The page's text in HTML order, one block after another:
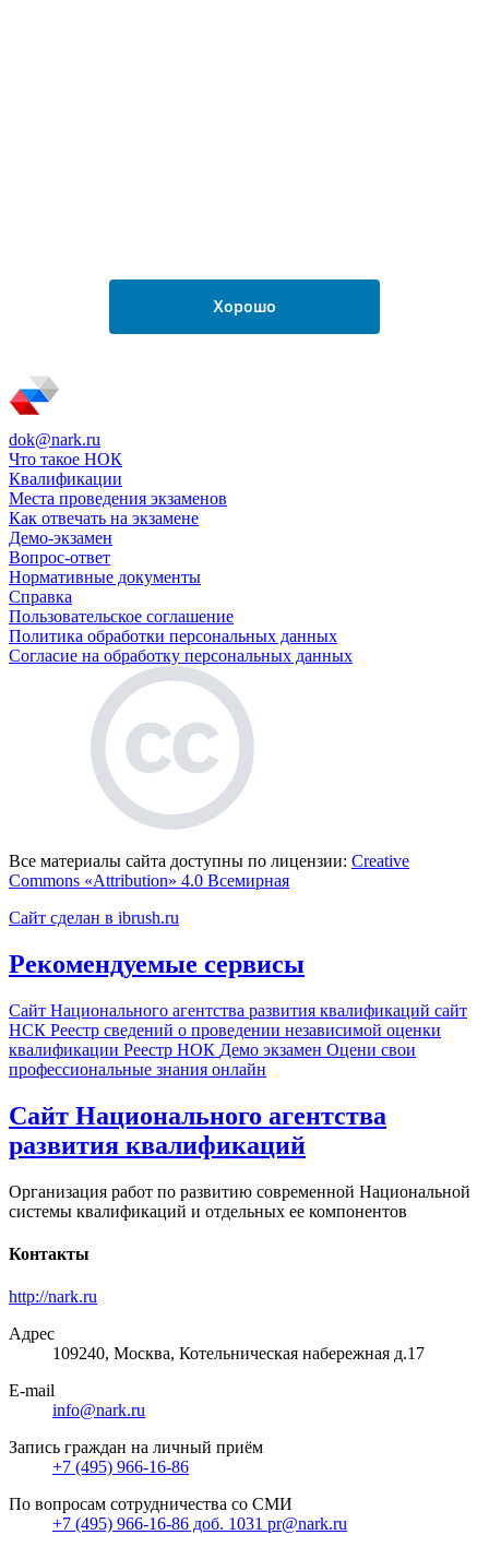
dok@nark.ru
Что такое НОК
Квалификации
Места проведения экзаменов
Как отвечать на экзамене
Демо-экзамен
Вопрос-ответ
Нормативные документы
Справка
Пользовательское соглашение
Политика обработки персональных данных
Согласие на обработку персональных данных
Все материалы сайта доступны по лицензии: Creative
Commons «Attribution» 4.0 Всемирная
Сайт сделан в ibrush.ru
Рекомендуемые сервисы
Сайт Национального агентства развития квалификаций сайт
НСК Реестр сведений о проведении независимой оценки
квалификации Реестр НОК Демо экзамен Оцени свои
профессиональные знания онлайн
Сайт Национального агентства
развития квалификаций
Организация работ по развитию современной Национальной
системы квалификаций и отдельных ее компонентов
Контакты
http://nark.ru
Адрес
109240, Москва, Котельническая набережная д.17
E-mail
info@nark.ru
Запись граждан на личный приём
+7 (495) 966-16-86
По вопросам сотрудничества со СМИ
+7 (495) 966-16-86 доб. 1031 pr@nark.ru